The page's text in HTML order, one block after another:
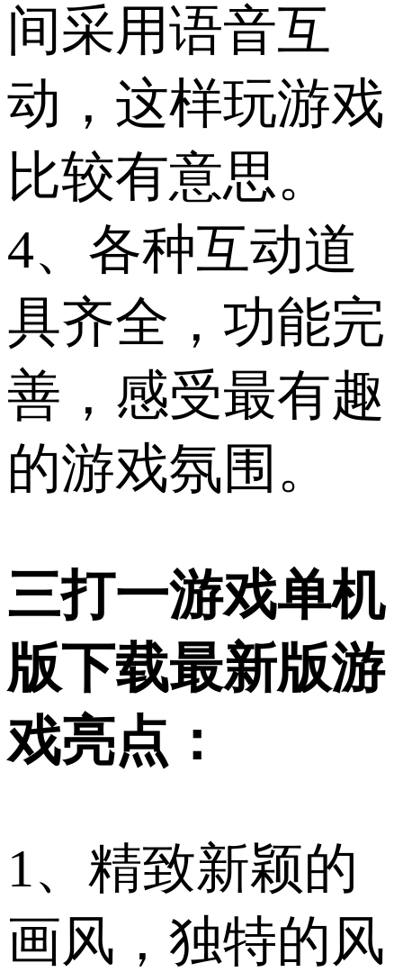
间采用语音互
动，这样玩游戏
比较有意思。
4、各种互动道
具齐全，功能完
善，感受最有趣
的游戏氛围。
三打一游戏单机
版下载最新版游
戏亮点：
1、精致新颖的
画风，独特的风